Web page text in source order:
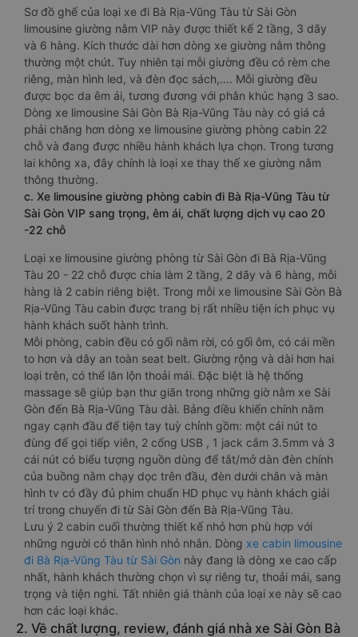
Sơ đồ ghế của loại xe đi Bà Rịa-Vũng Tàu từ Sài Gòn
limousine giường nằm VIP này được thiết kế 2 tầng, 3 dãy
và 6 hàng. Kích thước dài hơn dòng xe giường nằm thông
thường một chút. Tuy nhiên tại mỗi giường đều có rèm che
riêng, màn hình led, và đèn đọc sách,…. Mỗi giường đều
được bọc da êm ái, tương đương với phân khúc hạng 3 sao.
Dòng xe limousine Sài Gòn Bà Rịa-Vũng Tàu này có giá cả
phải chăng hơn dòng xe limousine giường phòng cabin 22
chỗ và đang được nhiều hành khách lựa chọn. Trong tương
lai không xa, đây chính là loại xe thay thế xe giường nằm
thông thường.
c. Xe limousine giường phòng cabin đi Bà Rịa-Vũng Tàu từ
Sài Gòn VIP sang trọng, êm ái, chất lượng dịch vụ cao 20
-22 chỗ
Loại xe limousine giường phòng từ Sài Gòn đi Bà Rịa-Vũng
Tàu 20 - 22 chỗ được chia làm 2 tầng, 2 dãy và 6 hàng, mỗi
hàng là 2 cabin riêng biệt. Trong mỗi xe limousine Sài Gòn Bà
Rịa-Vũng Tàu cabin được trang bị rất nhiều tiện ích phục vụ
hành khách suốt hành trình.
Mỗi phòng, cabin đều có gối nằm rời, có gối ôm, có cái mền
to hơn và dây an toàn seat belt. Giường rộng và dài hơn hai
loại trên, có thể lăn lộn thoải mái. Đặc biệt là hệ thống
massage sẽ giúp bạn thư giãn trong những giờ nằm xe Sài
Gòn đến Bà Rịa-Vũng Tàu dài. Bảng điều khiển chính nằm
ngay cạnh đầu để tiện tay tuỳ chỉnh gồm: một cái nút to
đùng để gọi tiếp viên, 2 cổng USB , 1 jack cắm 3.5mm và 3
cái nút có biểu tượng nguồn dùng để tắt/mở dàn đèn chính
của buồng nằm chạy dọc trên đầu, đèn dưới chân và màn
hình tv có đầy đủ phim chuẩn HD phục vụ hành khách giải
trí trong chuyến đi từ Sài Gòn đến Bà Rịa-Vũng Tàu.
Lưu ý 2 cabin cuối thường thiết kế nhỏ hơn phù hợp với
những người có thân hình nhỏ nhắn. Dòng xe cabin limousine
đi Bà Rịa-Vũng Tàu từ Sài Gòn này đang là dòng xe cao cấp
nhất, hành khách thường chọn vì sự riêng tư, thoải mái, sang
trọng và tiện nghi. Tất nhiên giá thành của loại xe này sẽ cao
hơn các loại khác.
2. Về chất lượng, review, đánh giá nhà xe Sài Gòn Bà